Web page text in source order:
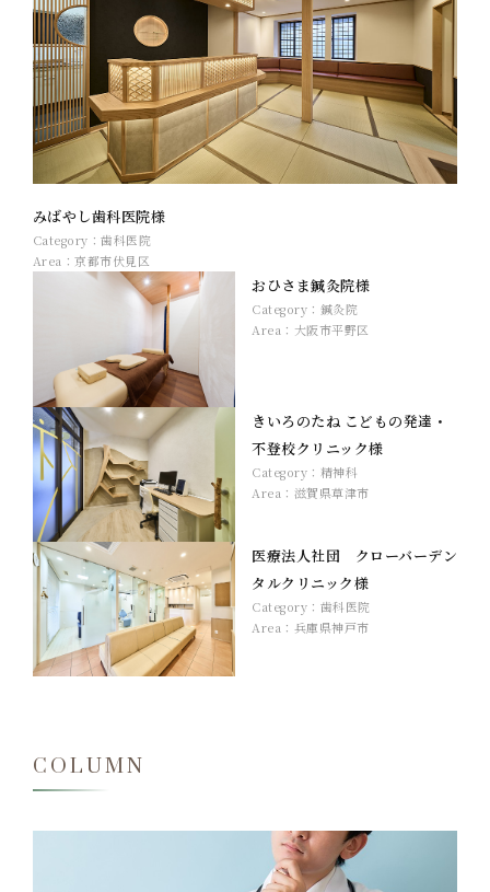
みばやし歯科医院様
Category：歯科医院
Area：京都市伏見区
おひさま鍼灸院様
Category： 鍼灸院
Area： 大阪市平野区
きいろのたね こどもの発達・
不登校クリニック様
Category： 精神科
Area： 滋賀県草津市
医療法人社団 クローバーデン
タルクリニック様
Category： 歯科医院
Area： 兵庫県神戸市
COLUMN